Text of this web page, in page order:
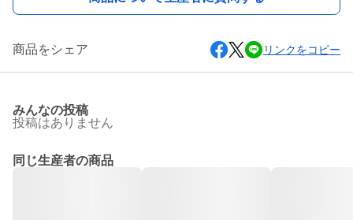
商品をシェア リンクをコピー
みんなの投稿
投稿はありません
同じ生産者の商品